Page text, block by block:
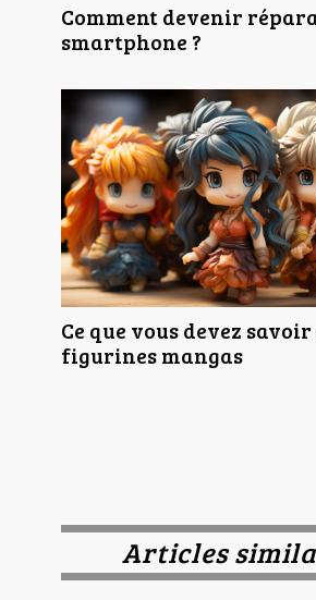
Comment devenir
smartphone ?
Ce que vous devez
figurines mangas
Articles